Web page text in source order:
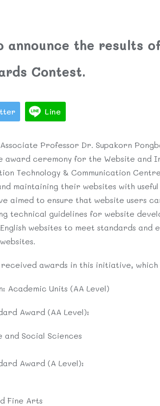
announce the results
Contest.
Line
Professor Dr. Supakorn
award ceremony for the Website and
Technology & Communication
maintaining their websites with
aimed to ensure that website users
technical guidelines for website
websites to meet standards and
awards in this initiative,
Units (AA Level)
Award (AA Level):
Social Sciences
Award (A Level):
Fine Arts